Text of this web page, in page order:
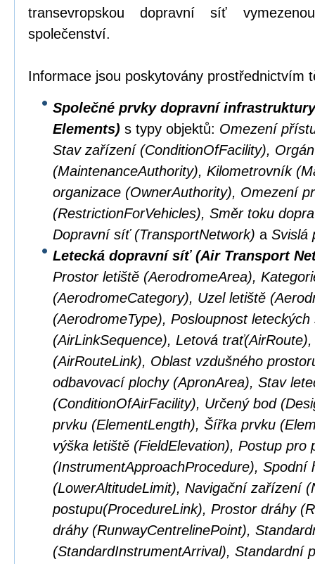
transevropskou dopravní síť
společenství.
Informace jsou poskytovány prostřednictvím
Společné prvky dopravní
Elements) s typy objektů: Omezení
Stav zařízení (ConditionOfFacility),
(MaintenanceAuthority), Kilometrovník
organizace (OwnerAuthority), Omezení
(RestrictionForVehicles), Směr toku
Dopravní síť (TransportNetwork) a Svislá
Letecká dopravní síť (Air Transport
Prostor letiště (AerodromeArea),
(AerodromeCategory), Uzel letiště
(AerodromeType), Posloupnost leteckých
(AirLinkSequence), Letová
(AirRouteLink), Oblast vzdušného
odbavovací plochy (ApronArea), Stav
(ConditionOfAirFacility), Určený bod
prvku (ElementLength), Šířka prvku
výška letiště (FieldElevation), Postup pro
(InstrumentApproachProcedure), Spodní
(LowerAltitudeLimit), Navigační zařízení
postupu(ProcedureLink), Prostor dráhy
dráhy (RunwayCentrelinePoint),
(StandardInstrumentArrival), Standardní